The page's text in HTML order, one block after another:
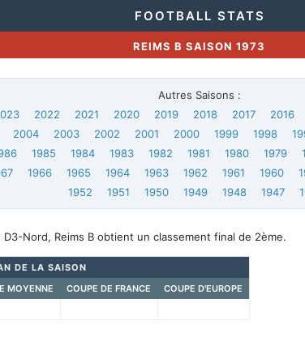
FOOTBALL STATS
REIMS B SAISON 1973
Autres Saisons :
2022 2021 2020 2019 2018 2017 2016
2004 2003 2002 2001 2000 1999 1998
1985 1984 1983 1982 1981 1980 1979
1966 1965 1964 1963 1962 1961 1960
1952
1951 1950 1949 1948 1947
Nord, Reims B obtient un classement final de 2ème.
DE LA SAISON
MOYENNE COUPE DE FRANCE COUPE D'EUROPE